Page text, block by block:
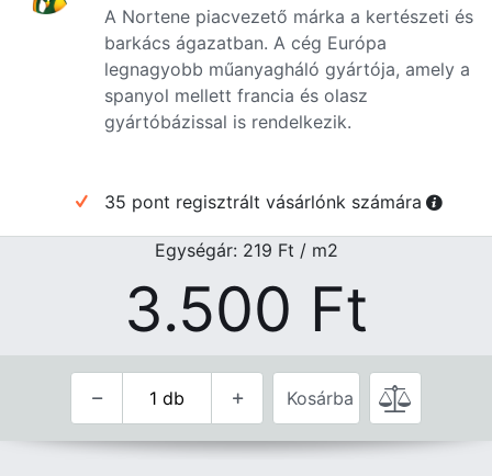
A Nortene piacvezető márka a kertészeti és
barkács ágazatban. A cég Európa
legnagyobb műanyagháló gyártója, amely a
spanyol mellett francia és olasz
gyártóbázissal is rendelkezik.
35 pont regisztrált vásárlónk számára
Egységár: 219 Ft / m2
3.500 Ft
Kosárba